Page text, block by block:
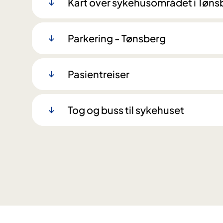
Parkering - Tønsberg
Pasientreiser
Tog og buss til sykehuset